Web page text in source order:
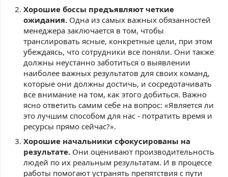
Хорошие боссы предъявляют четкие
ожидания. Одна из самых важных обязанностей
менеджера заключается в том, чтобы
транслировать ясные, конкретные цели, при этом
убеждаясь, что сотрудники все поняли. Они также
должны неустанно заботиться о выявлении
наиболее важных результатов для своих команд,
которые они должны достичь, и сосредотачивать
все внимание на том, как этого добиться. Важно
ясно ответить самим себе на вопрос: «Является ли
это лучшим способом для нас - потратить время и
ресурсы прямо сейчас?».
Хорошие начальники сфокусированы на
результате. Они оценивают производительность
людей по их реальным результатам. И в процессе
работы помогают устранять препятствия с пути